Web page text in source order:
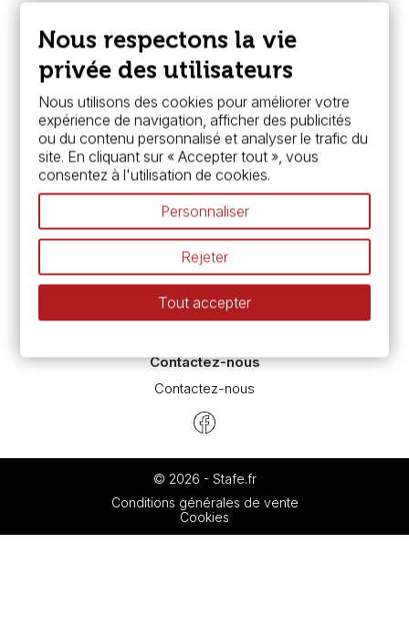
Paiement sécurisé
FAQ
Boutique à Angers
Services
Carte fidélité & avantages
Chèque cadeau, bon cadeaux
Devis & bon de commande
Pass culture - mode d'emploi
Nos promotions en cours
Espace conseils
L’aquarelle en tubes ou en godets ?
Le vocabulaire technique de l’aquarelle
Différence entre peinture Fine et Extra-fine
Préparer une toile pour peinture à l'huile et acrylique
Contactez-nous
Contactez-nous
© 2026 - Stafe.fr
Conditions générales de vente
Cookies
Nous respectons la vie
privée des utilisateurs
Nous utilisons des cookies pour améliorer votre
expérience de navigation, afficher des publicités
ou du contenu personnalisé et analyser le trafic du
site. En cliquant sur « Accepter tout », vous
consentez à l'utilisation de cookies.
Personnaliser
Rejeter
Tout accepter